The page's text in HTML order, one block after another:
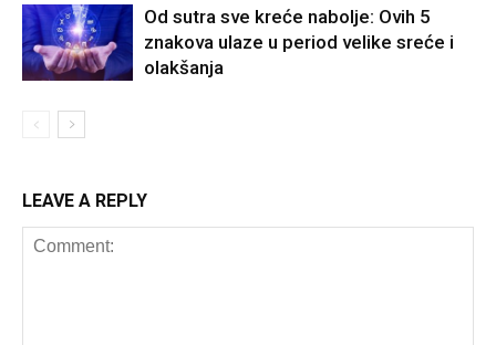
Od sutra sve kreće nabolje: Ovih 5
znakova ulaze u period velike sreće i
olakšanja
LEAVE A REPLY